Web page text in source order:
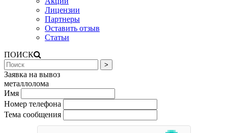
Лицензии
Партнеры
Оставить отзыв
Статьи
ПОИСК
Заявка на вывоз
металлолома
Имя
Номер телефона
Тема сообщения